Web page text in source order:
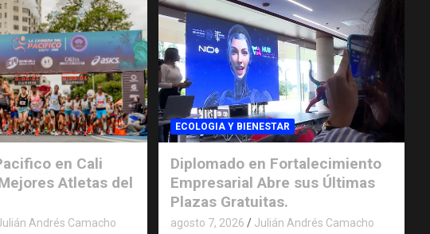
en Cali
Atletas del
Andrés Camacho
ECOLOGIA Y BIENESTAR
Diplomado en Fortalecimiento
Empresarial Abre sus Últimas
Plazas Gratuitas.
agosto 7, 2026 Julián Andrés Camacho